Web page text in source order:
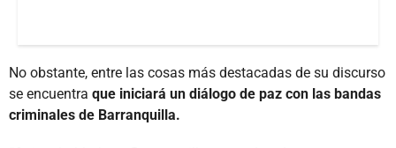
No obstante, entre las cosas más destacadas de su discurso
se encuentra que iniciará un diálogo de paz con las bandas
criminales de Barranquilla.